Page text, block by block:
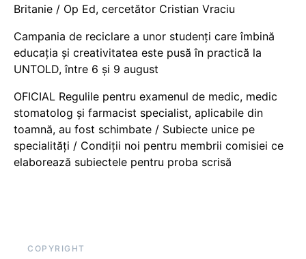
Britanie / Op Ed, cercetător Cristian Vraciu
Campania de reciclare a unor studenți care îmbină
educația și creativitatea este pusă în practică la
UNTOLD, între 6 și 9 august
OFICIAL Regulile pentru examenul de medic, medic
stomatolog și farmacist specialist, aplicabile din
toamnă, au fost schimbate / Subiecte unice pe
specialități / Condiții noi pentru membrii comisiei ce
elaborează subiectele pentru proba scrisă
COPYRIGHT